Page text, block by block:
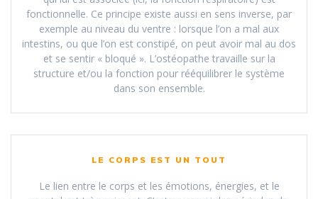
fonctionnelle. Ce principe existe aussi en sens inverse, par
exemple au niveau du ventre : lorsque l’on a mal aux
intestins, ou que l’on est constipé, on peut avoir mal au dos
et se sentir « bloqué ». L’ostéopathe travaille sur la
structure et/ou la fonction pour rééquilibrer le système
dans son ensemble.
LE CORPS EST UN TOUT
Le lien entre le corps et les émotions, énergies, et le